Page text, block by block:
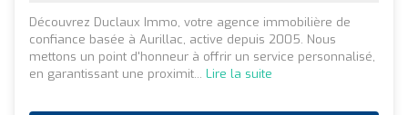
Découvrez Duclaux Immo, votre agence immobilière de
confiance basée à Aurillac, active depuis 2005. Nous
mettons un point d'honneur à offrir un service personnalisé,
en garantissant une proximit... Lire la suite